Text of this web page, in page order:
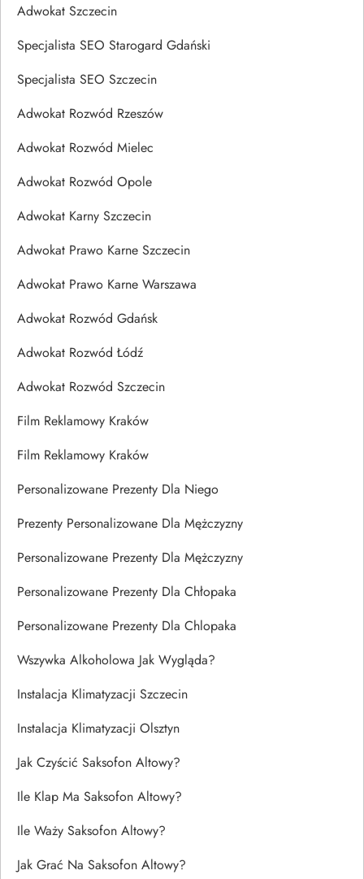
Adwokat Szczecin
Specjalista SEO Starogard Gdański
Specjalista SEO Szczecin
Adwokat Rozwód Rzeszów
Adwokat Rozwód Mielec
Adwokat Rozwód Opole
Adwokat Karny Szczecin
Adwokat Prawo Karne Szczecin
Adwokat Prawo Karne Warszawa
Adwokat Rozwód Gdańsk
Adwokat Rozwód Łódź
Adwokat Rozwód Szczecin
Film Reklamowy Kraków
Film Reklamowy Kraków
Personalizowane Prezenty Dla Niego
Prezenty Personalizowane Dla Mężczyzny
Personalizowane Prezenty Dla Mężczyzny
Personalizowane Prezenty Dla Chłopaka
Personalizowane Prezenty Dla Chlopaka
Wszywka Alkoholowa Jak Wygląda?
Instalacja Klimatyzacji Szczecin
Instalacja Klimatyzacji Olsztyn
Jak Czyścić Saksofon Altowy?
Ile Klap Ma Saksofon Altowy?
Ile Waży Saksofon Altowy?
Jak Grać Na Saksofon Altowy?